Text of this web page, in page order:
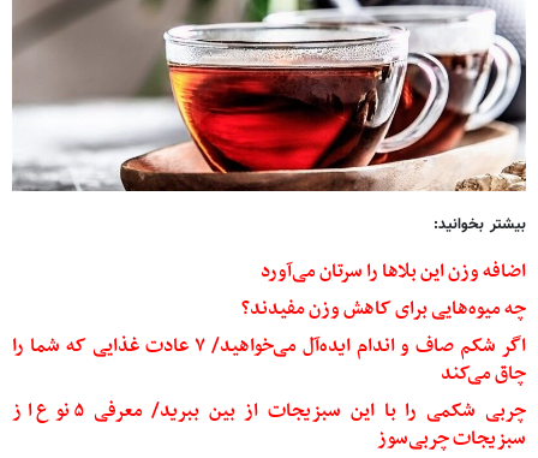
بیشتر بخوانید:
اضافه وزن این بلاها را سرتان می‌آورد
چه میوه‌هایی برای کاهش وزن مفیدند؟
اگر شکم صاف و اندام ایده‌آل می‌خواهید/ ۷ عادت غذایی که شما را
چاق می‌کند
چربی شکمی را با این سبزیجات از بین ببرید/ معرفی ۵ نوع از
سبزیجات چربی‌سوز